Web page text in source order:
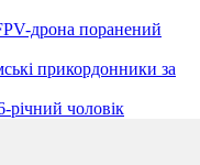
дрона поранений
прикордонники за
річний чоловік